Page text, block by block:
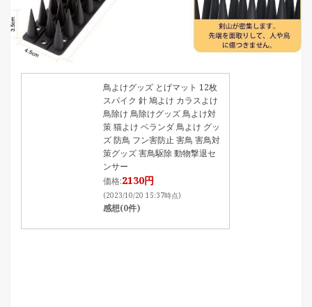
鳥よけグッズ とげマット 12枚
スパイク 針 鳩よけ カラスよけ
鳥除け 鳥除けグッズ 鳥よけ対
策 猫よけ ベランダ 鳥よけ グッ
ズ 防鳥 フン害防止 害鳥 害鳥対
策グッズ 害鳥駆除 動物撃退セ
ンサー
価格:2130円
(2023/10/20 15:37時点)
感想(0件)